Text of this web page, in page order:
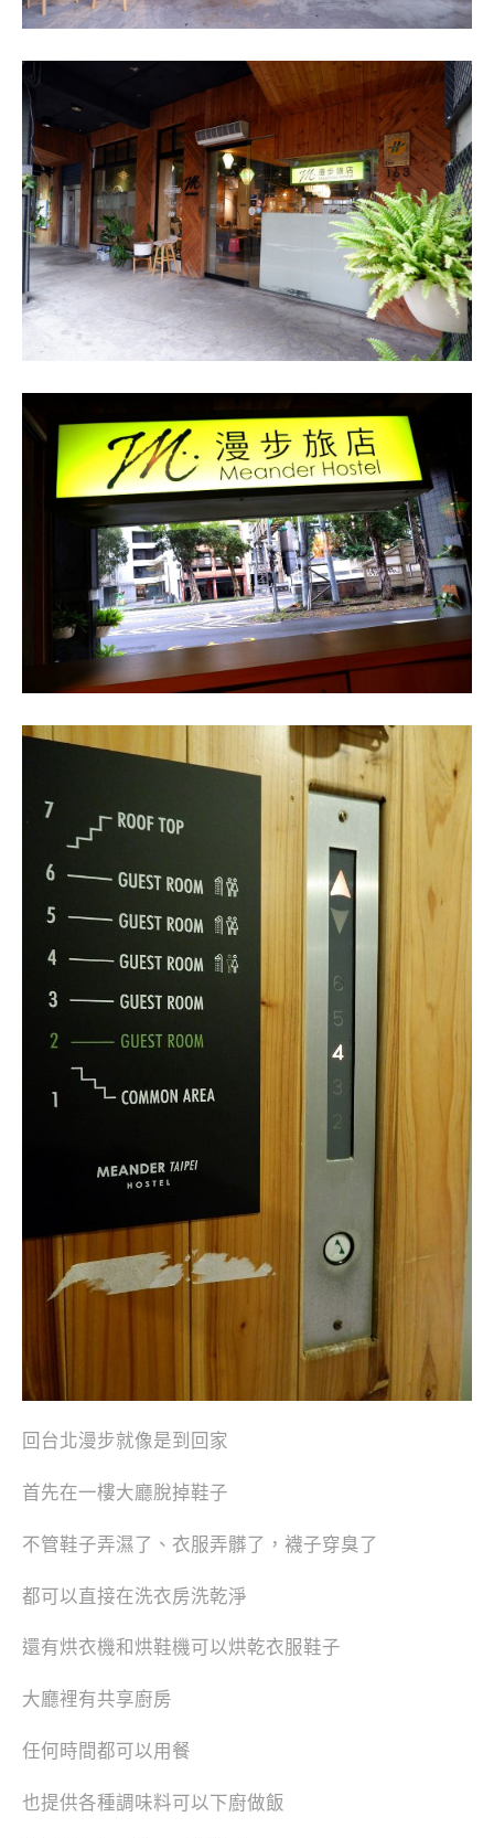
回台北漫步就像是到回家
首先在一樓大廳脫掉鞋子
不管鞋子弄濕了、衣服弄髒了，襪子穿臭了
都可以直接在洗衣房洗乾淨
還有烘衣機和烘鞋機可以烘乾衣服鞋子
大廳裡有共享廚房
任何時間都可以用餐
也提供各種調味料可以下廚做飯